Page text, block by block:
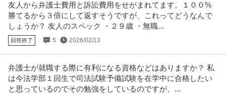
友人から弁護士費用と訴訟費用をせがまれてます。１００%
勝てるから３倍にして返すそうですが、これってどうなんで
しょうか？ 友人のスペック ・２９歳 ・無職...
回答終了 5 2026/02/13
弁護士が就職する際に有利になる資格などはありますか？ 私
は今法学部１回生で司法試験予備試験を在学中に合格したい
と思っているのでその勉強をしているのですが、...